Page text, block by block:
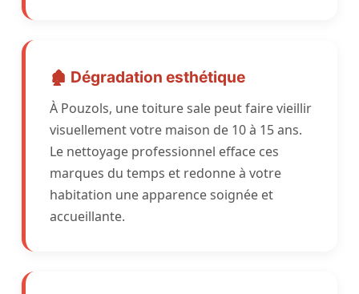
🏚️ Dégradation esthétique
À Pouzols, une toiture sale peut faire vieillir
visuellement votre maison de 10 à 15 ans.
Le nettoyage professionnel efface ces
marques du temps et redonne à votre
habitation une apparence soignée et
accueillante.